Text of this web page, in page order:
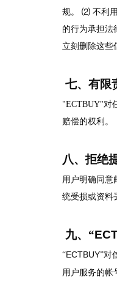
规。 ⑵ 不利
的行为承担法
立刻删除这些
七、有限
"ECTBUY"对
赔偿的权利。
八、拒绝
用户明确同意
统受损或资料
九、“
“ECTBUY”对
用户服务的帐